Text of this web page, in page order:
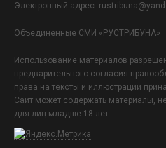
Электронный адрес:
Объединенные СМИ «РУСТРИБУНА»
Использование материалов
предварительного согласия
права на тексты и иллюстрации
Сайт может содержать материалы,
для лиц младше 18 лет.